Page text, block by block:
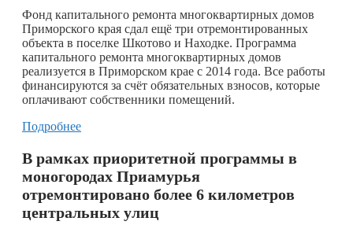
Фонд капитального ремонта многоквартирных домов
Приморского края сдал ещё три отремонтированных
объекта в поселке Шкотово и Находке. Программа
капитального ремонта многоквартирных домов
реализуется в Приморском крае с 2014 года. Все работы
финансируются за счёт обязательных взносов, которые
оплачивают собственники помещений.
Подробнее
В рамках приоритетной программы в
моногородах Приамурья
отремонтировано более 6 километров
центральных улиц